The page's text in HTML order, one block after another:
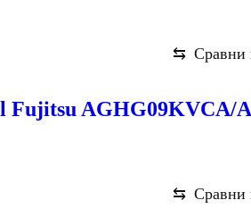
⇆ Сравни
Fujitsu
⇆ Сравни